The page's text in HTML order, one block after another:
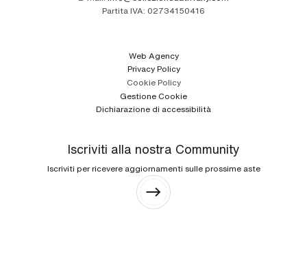
Partita IVA: 02734150416
Web Agency
Privacy Policy
Cookie Policy
Gestione Cookie
Dichiarazione di accessibilità
Iscriviti alla nostra Community
Iscriviti per ricevere aggiornamenti sulle prossime aste